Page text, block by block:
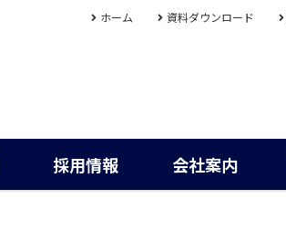
ホーム 資料ダウンロード
採用情報 会社案内